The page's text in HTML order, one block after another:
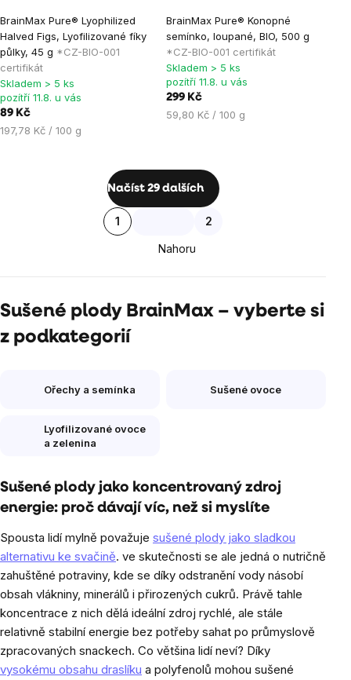
BrainMax Pure® Lyophilized
Halved Figs, Lyofilizované fíky
půlky, 45 g *CZ-BIO-001
certifikát
hodnocení
produktu
je
5,0
z
Skladem > 5 ks
pozítří 11.8. u vás
89 Kč
Měrná
197,78 Kč / 100 g
BrainMax Pure® Konopné
semínko, loupané, BIO, 500 g
*CZ-BIO-001 certifikát
hodnocení
produktu
je
5,0
z
5
Skladem > 5 ks
pozítří 11.8. u vás
299 Kč
Měrná
59,80 Kč / 100 g
Ovládací
výpisu
Načíst 29 dalších
Stránkování
1 2
Nahoru
Sušené plody BrainMax – vyberte si
z podkategorií
Ořechy a semínka Sušené ovoce
Lyofilizované ovoce
a zelenina
Sušené plody jako koncentrovaný zdroj
energie: proč dávají víc, než si myslíte
Spousta lidí mylně považuje sušené plody jako sladkou
alternativu ke svačině. ve skutečnosti se ale jedná o nutričně
zahuštěné potraviny, kde se díky odstranění vody násobí
obsah vlákniny, minerálů i přirozených cukrů. Právě tahle
koncentrace z nich dělá ideální zdroj rychlé, ale stále
relativně stabilní energie bez potřeby sahat po průmyslově
zpracovaných snackech. Co většina lidí neví? Díky
vysokému obsahu draslíku a polyfenolů mohou sušené